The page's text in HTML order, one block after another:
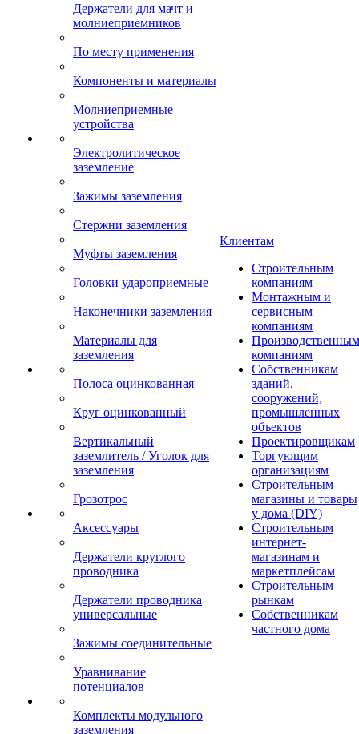
Держатели для мачт и
молниеприемников
По месту применения
Компоненты и материалы
Молниеприемные
устройства
Электролитическое
заземление
Зажимы заземления
Стержни заземления
Муфты заземления
Головки удароприемные
Наконечники заземления
Материалы для
заземления
Полоса оцинкованная
Круг оцинкованный
Вертикальный
заземлитель / Уголок для
заземления
Грозотрос
Аксессуары
Держатели круглого
проводника
Держатели проводника
универсальные
Зажимы соединительные
Уравнивание
потенциалов
Комплекты модульного
заземления
Клиентам
Строительным
компаниям
Монтажным и
сервисным
компаниям
Производственным
компаниям
Собственникам
зданий,
сооружений,
промышленных
объектов
Проектировщикам
Торгующим
организациям
Строительным
магазины и товары
у дома (DIY)
Строительным
интернет-
магазинам и
маркетплейсам
Строительным
рынкам
Собственникам
частного дома